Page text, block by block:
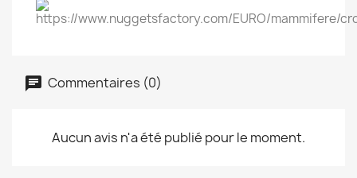
Commentaires (0)
Aucun avis n'a été publié pour le moment.